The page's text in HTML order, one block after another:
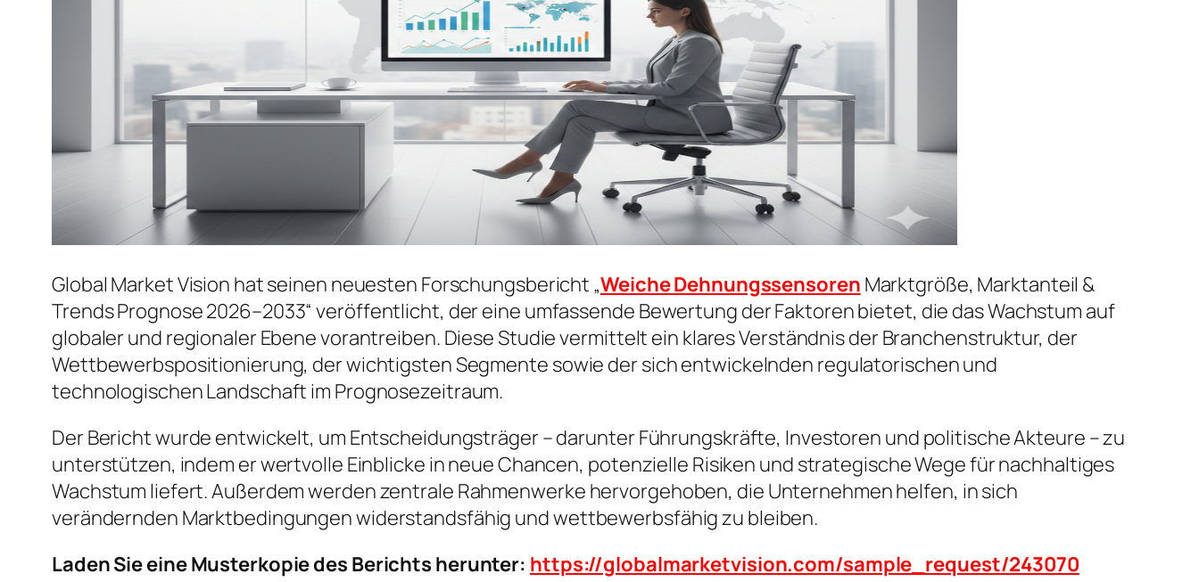
Global Market Vision hat seinen neuesten Forschungsbericht „Weiche Dehnungssensoren Marktgröße, Marktanteil &
Trends Prognose 2026–2033“ veröffentlicht, der eine umfassende Bewertung der Faktoren bietet, die das Wachstum auf
globaler und regionaler Ebene vorantreiben. Diese Studie vermittelt ein klares Verständnis der Branchenstruktur, der
Wettbewerbspositionierung, der wichtigsten Segmente sowie der sich entwickelnden regulatorischen und
technologischen Landschaft im Prognosezeitraum.
Der Bericht wurde entwickelt, um Entscheidungsträger – darunter Führungskräfte, Investoren und politische Akteure – zu
unterstützen, indem er wertvolle Einblicke in neue Chancen, potenzielle Risiken und strategische Wege für nachhaltiges
Wachstum liefert. Außerdem werden zentrale Rahmenwerke hervorgehoben, die Unternehmen helfen, in sich
verändernden Marktbedingungen widerstandsfähig und wettbewerbsfähig zu bleiben.
Laden Sie eine Musterkopie des Berichts herunter: https://globalmarketvision.com/sample_request/243070